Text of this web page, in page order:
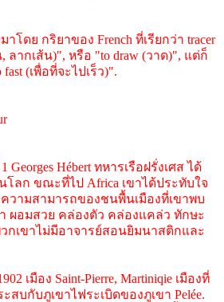
มาโดย กริยาของ French ที่เรียกว่า tracer
ลากเส้น)", หรือ "to draw (วาด)", แต่ก็
(เพื่อที่จะไปเร็ว)".
Hébert ทหารเรือฝรั่งเศส ได้
โลก ขณะที่ไป Africa เขาได้ประทับใจ
วามสามารถของชนพื้นเมืองที่เขาพบ
ผอมสวย คล่องตัว คล่องแคล่ว ทักษะ
กเขาไม่มีอาจารย์สอนยิมนาสติกและ
เมือง Saint-Pierre, Martiniqie เมืองที่
บกับภูเขาไฟระเบิดของภูเขา Pelée.